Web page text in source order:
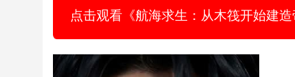
点击观看《航海求生：从木筏开始建